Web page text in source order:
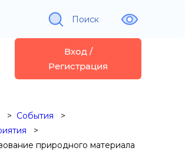
Поиск
Вход /
Регистрация
События
природного материала